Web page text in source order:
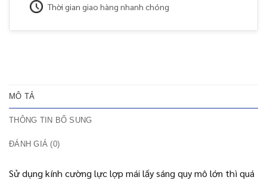
Thời gian giao hàng nhanh chóng
MÔ TẢ
THÔNG TIN BỔ SUNG
ĐÁNH GIÁ (0)
Sử dụng kính cường lực lợp mái lấy sáng quy mô lớn thì quá